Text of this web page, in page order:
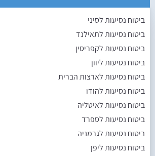
ביטוח נסיעות לסיני
ביטוח נסיעות לתאילנד
ביטוח נסיעות לקפריסין
ביטוח נסיעות ליוון
ביטוח נסיעות לארצות הברית
ביטוח נסיעות להודו
ביטוח נסיעות לאיטליה
ביטוח נסיעות לספרד
ביטוח נסיעות לגרמניה
ביטוח נסיעות ליפן